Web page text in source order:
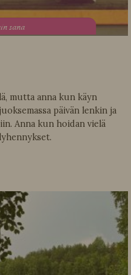
sana
mutta anna kun käyn
päivän lenkin ja
Anna kun hoidan vielä